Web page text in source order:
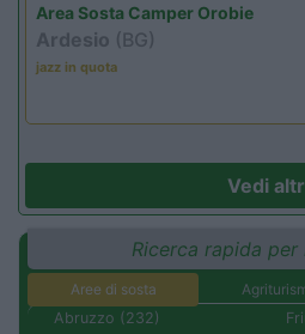
Area Sosta Camper Orobie
Ardesio (BG)
jazz in quota
Vedi
Ricerca rapida per
Aree di sosta
Abruzzo (232)